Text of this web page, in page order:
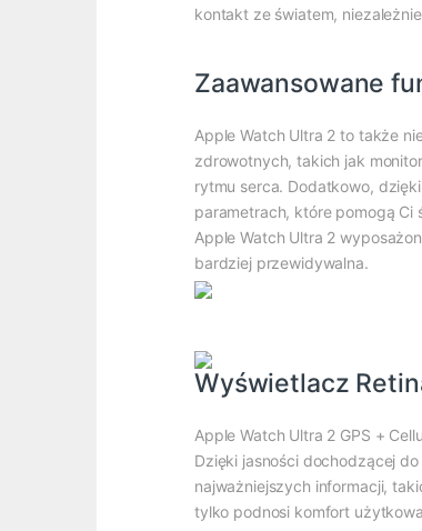
kontakt ze światem,
Zaawansowane
Apple Watch Ultra 2 to także
zdrowotnych, takich jak
rytmu serca. Dodatkowo,
parametrach, które pomogą Ci
Apple Watch Ultra 2
bardziej przewidywalna.
Wyświetlacz
Apple Watch Ultra 2 GPS +
Dzięki jasności dochodzącej
najważniejszych informacji,
tylko podnosi komfort